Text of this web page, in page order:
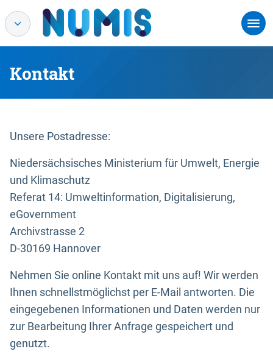
Kontakt
Unsere Postadresse:
Niedersächsisches Ministerium für Umwelt, Energie
und Klimaschutz
Referat 14: Umweltinformation, Digitalisierung,
eGovernment
Archivstrasse 2
D-30169 Hannover
Nehmen Sie online Kontakt mit uns auf! Wir werden
Ihnen schnellstmöglichst per E-Mail antworten. Die
eingegebenen Informationen und Daten werden nur
zur Bearbeitung Ihrer Anfrage gespeichert und
genutzt.